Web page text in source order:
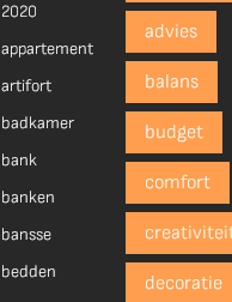
2020
appartement
artifort
badkamer
bank
banken
bansse
bedden
advies
balans
budget
comfort
decoratie